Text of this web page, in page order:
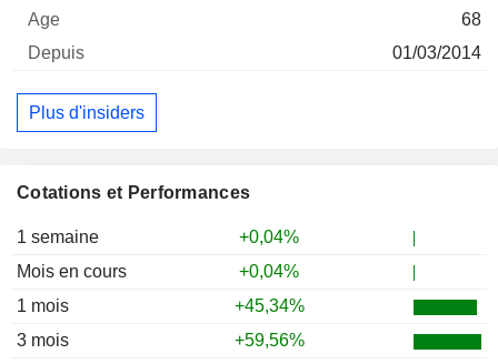
Cotations et Performances
1 semaine
+0,04%
Mois en cours
+0,04%
1 mois
+45,34%
3 mois
+59,56%
68
01/03/2014
Plus d'insiders